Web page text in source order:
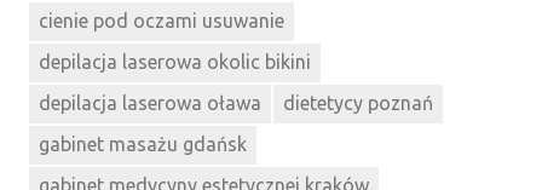
cienie pod oczami usuwanie
depilacja laserowa okolic bikini
depilacja laserowa oława
dietetycy poznań
gabinet masażu gdańsk
gabinet medycyny estetycznej kraków